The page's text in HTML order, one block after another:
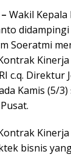
Wakil
Soeratmi
c.q. Direktur
Kamis (5/
bisnis